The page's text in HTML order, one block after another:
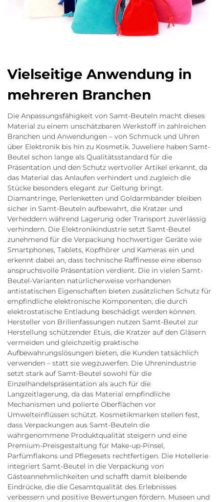
Vielseitige Anwendung in
mehreren Branchen
Die Anpassungsfähigkeit von Samt-Beuteln macht dieses
Material zu einem unschätzbaren Werkstoff in zahlreichen
Branchen und Anwendungen – von Schmuck und Uhren
über Elektronik bis hin zu Kosmetik. Juweliere haben Samt-
Beutel schon lange als Qualitätsstandard für die
Präsentation und den Schutz wertvoller Artikel erkannt, da
das Material das Anlaufen verhindert und zugleich die
Stücke besonders elegant zur Geltung bringt.
Diamantringe, Perlenketten und Goldarmbänder bleiben
sicher in Samt-Beuteln aufbewahrt, die Kratzer und
Verheddern während Lagerung oder Transport zuverlässig
verhindern. Die Elektronikindustrie setzt Samt-Beutel
zunehmend für die Verpackung hochwertiger Geräte wie
Smartphones, Tablets, Kopfhörer und Kameras ein und
erkennt dabei an, dass technische Raffinesse eine ebenso
anspruchsvolle Präsentation verdient. Die in vielen Samt-
Beutel-Varianten natürlicherweise vorhandenen
antistatischen Eigenschaften bieten zusätzlichen Schutz für
empfindliche elektronische Komponenten, die durch
elektrostatische Entladung beschädigt werden können.
Hersteller von Brillenfassungen nutzen Samt-Beutel zur
Herstellung schützender Etuis, die Kratzer auf den Gläsern
vermeiden und gleichzeitig praktische
Aufbewahrungslösungen bieten, die Kunden tatsächlich
verwenden – statt sie wegzuwerfen. Die Uhrenindustrie
setzt stark auf Samt-Beutel sowohl für die
Einzelhandelspräsentation als auch für die
Langzeitlagerung, da das Material empfindliche
Mechanismen und polierte Oberflächen vor
Umwelteinflüssen schützt. Kosmetikmarken stellen fest,
dass Verpackungen aus Samt-Beuteln die
wahrgenommene Produktqualität steigern und eine
Premium-Preisgestaltung für Make-up-Pinsel,
Parfümflakons und Pflegesets rechtfertigen. Die Hotellerie
integriert Samt-Beutel in die Verpackung von
Gästeannehmlichkeiten und schafft damit bleibende
Eindrücke, die die Gesamtqualität des Erlebnisses
verbessern und positive Bewertungen fördern. Museen und